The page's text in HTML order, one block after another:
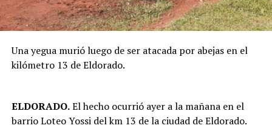
Una yegua murió luego de ser atacada por abejas en el
kilómetro 13 de Eldorado.
ELDORADO.El hecho ocurrió ayer a la mañana en el
barrio Loteo Yossi del km 13 de la ciudad de Eldorado.